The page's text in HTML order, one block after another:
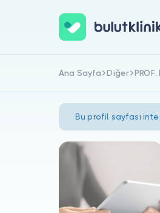
Ana Sayfa Diğer
Bu profil sayfası